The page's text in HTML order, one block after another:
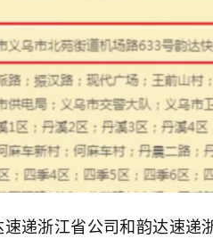
递浙江省公司和韵达速